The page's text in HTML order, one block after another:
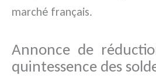
marché français.
Annonce de
quintessence des